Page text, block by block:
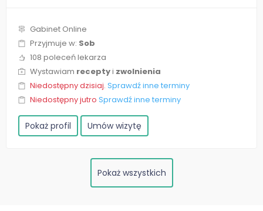
Gabinet Online
Przyjmuje w: Sob
108 poleceń lekarza
Wystawiam receptyi zwolnienia
Niedostępny dzisiaj. Sprawdź inne terminy
Niedostępny jutro Sprawdź inne terminy
Pokaż profil Umów wizytę
Pokaż wszystkich